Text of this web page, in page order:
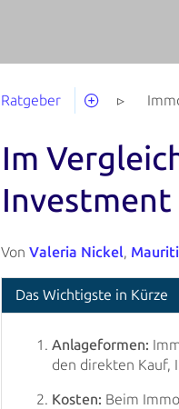
Ratgeber
Im
Investment
Von Valeria Nickel,
Das Wichtigste in Kürze
Anlageformen:
den direkten Kauf,
Kosten: Beim